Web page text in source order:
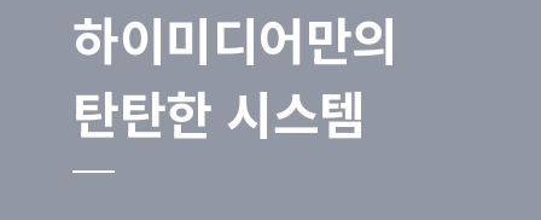
하이미디어만의
탄탄한 시스템